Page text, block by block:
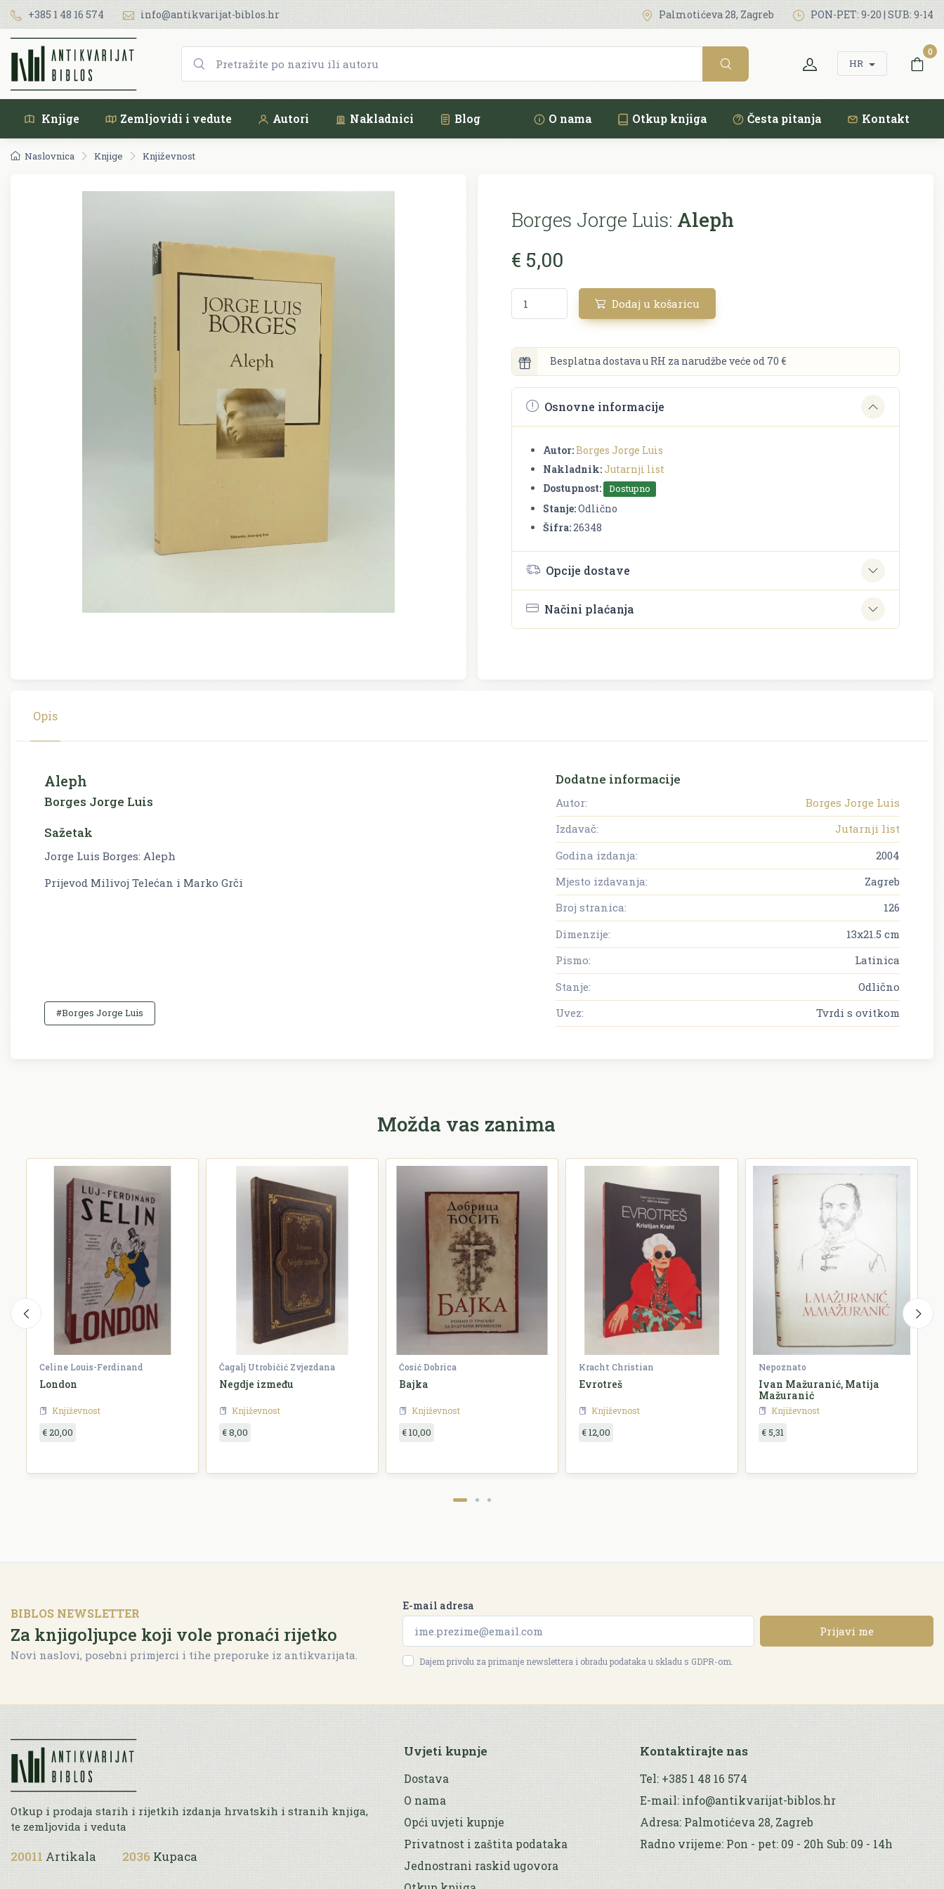
+385 1 48 16 574 info@antikvarijat-biblos.hr Palmotićeva 28, Zagreb PON-PET: 9-20 | SUB: 9-14
HR
0
Knjige Zemljovidi i vedute Autori Nakladnici Blog O nama Otkup knjiga Česta pitanja Kontakt
Naslovnica Knjige Književnost
Borges Jorge Luis: Aleph
€ 5,00
Dodaj u košaricu
Besplatna dostava u RH za narudžbe veće od 70 €
Osnovne informacije
Autor:Borges Jorge Luis
Nakladnik:Jutarnji list
Dostupnost:
Dostupno
Stanje:Odlično
Šifra:26348
Opcije dostave
Načini plaćanja
Opis
Aleph
Borges Jorge Luis
Sažetak
Jorge Luis Borges: Aleph
Prijevod Milivoj Telećan i Marko Grči
#Borges Jorge Luis
Dodatne informacije
Autor:
Borges Jorge Luis
Izdavač:
Jutarnji list
Godina izdanja:
2004
Mjesto izdavanja:
Zagreb
Broj stranica:
126
Dimenzije:
13x21.5 cm
Pismo:
Latinica
Stanje:
Odlično
Uvez:
Tvrdi s ovitkom
Možda vas zanima
Celine Louis-Ferdinand
London
Književnost
€ 20,00
Čagalj Utrobičić Zvjezdana
Negdje između
Književnost
€ 8,00
Ćosić Dobrica
Bajka
Književnost
€ 10,00
Kracht Christian
Evrotreš
Književnost
€ 12,00
Nepoznato
Ivan Mažuranić, Matija
Mažuranić
Književnost
€ 5,31
BIBLOS NEWSLETTER
Za knjigoljupce koji vole pronaći rijetko
Novi naslovi, posebni primjerci i tihe preporuke iz antikvarijata.
E-mail adresa
Prijavi me
Dajem privolu za primanje newslettera i obradu podataka u skladu s GDPR-om.
Otkup i prodaja starih i rijetkih izdanja hrvatskih i stranih knjiga,
te zemljovida i veduta
20011 Artikala 2036 Kupaca
Uvjeti kupnje
Dostava
O nama
Opći uvjeti kupnje
Privatnost i zaštita podataka
Jednostrani raskid ugovora
Kontaktirajte nas
Tel: +385 1 48 16 574
E-mail: info@antikvarijat-biblos.hr
Adresa: Palmotićeva 28, Zagreb
Radno vrijeme: Pon - pet: 09 - 20h Sub: 09 - 14h